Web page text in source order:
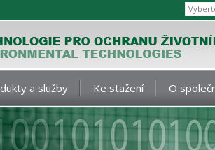
a služby Ke stažení O